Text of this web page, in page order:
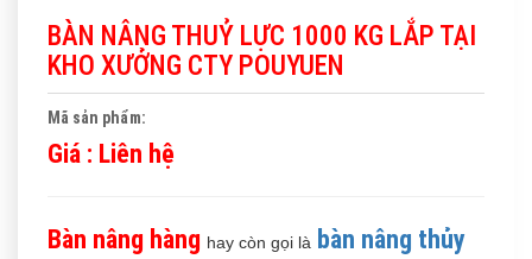
BÀN NÂNG THUỶ LỰC 1000 KG LẮP TẠI
KHO XƯỞNG CTY POUYUEN
Mã sản phẩm:
Giá : Liên hệ
Bàn nâng hàng hay còn gọi là
bàn nâng thủy